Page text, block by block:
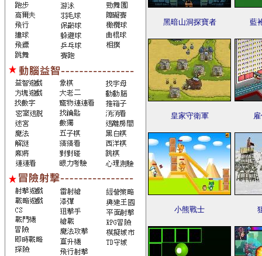
黑暗山洞探寶者 藍
皇家守衛軍
小熊戰士